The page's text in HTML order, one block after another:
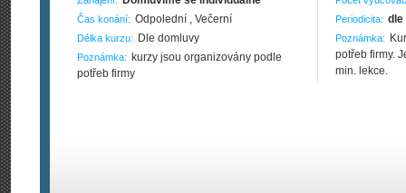
Čas konání: Odpolední , Večerní
Délka kurzu: Dle domluvy
Poznámka:
kurzy jsou organizovány podle
potřeb firmy
Periodicita: dle
Poznámka:
potřeb firmy.
min. lekce.